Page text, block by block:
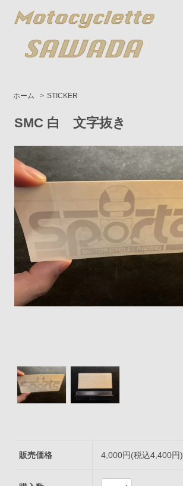
ホーム > STICKER
SMC 白 文字抜き
販売価格 4,000円(税込4,400円)